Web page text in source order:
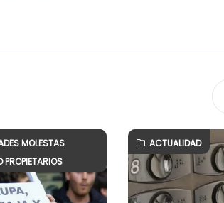
MOLESTAS
PROPIETARIOS
ACTUALIDAD